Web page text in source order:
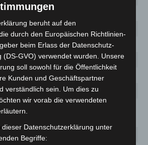
2 547,8
(+1) 2 137,7 108
(+16) 5 232,7 448
(+3) 2 463,3 149
(+1) 3 273,8 106
(+2)
(+1) 1 934,1
beruht auf den
durch den Europäischen Richtlinien-
beim Erlass der Datenschutz-
(DS-GVO) verwendet wurden. Unsere
soll sowohl für die Öffentlichkeit
Kunden und Geschäftspartner
verständlich sein. Um dies zu
wir vorab die verwendeten
Datenschutzerklärung unter
Begriffe: